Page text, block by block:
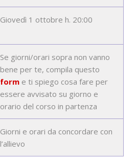
Giovedì 1 ottobre h. 20:00
Se giorni/orari sopra non vanno
bene per te, compila questo
form e ti spiego cosa fare per
essere avvisato su giorno e
orario del corso in partenza
Giorni e orari da concordare con
l’allievo